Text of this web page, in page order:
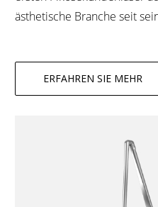
ästhetische Branche seit
ERFAHREN SIE MEHR